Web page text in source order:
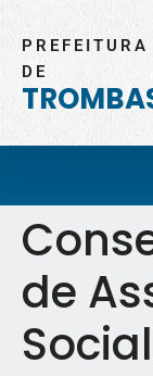
PREFEITURA
DE
de
Social